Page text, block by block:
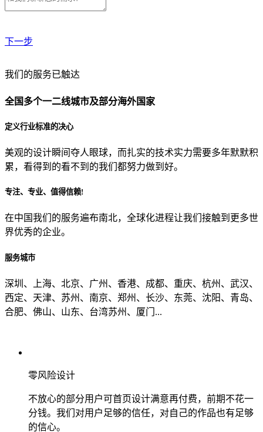
下一步
贵公司预算范围是？
贵公司的团队规模是？
目前主要的营销渠道是？
我们的服务已触达
全国多个一二线城市及部分海外国家
定义行业标准的决心
美观的设计瞬间夺人眼球，而扎实的技术实力需要多年默默积
累，看得到的看不到的我们都努力做到好。
专注、专业、值得信赖!
在中国我们的服务遍布南北，全球化进程让我们接触到更多世
界优秀的企业。
服务城市
深圳、上海、北京、广州、香港、成都、重庆、杭州、武汉、
西定、天津、苏州、南京、郑州、长沙、东莞、沈阳、青岛、
合肥、佛山、山东、台湾苏州、厦门...
零风险设计
不放心的部分用户可首页设计满意再付费，前期不花一
分钱。我们对用户足够的信任，对自己的作品也有足够
的信心。